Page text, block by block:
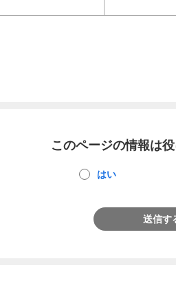
このページの情報は
はい
送信す